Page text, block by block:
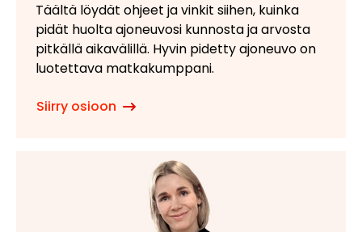
Täältä löydät ohjeet ja vinkit siihen, kuinka
pidät huolta ajoneuvosi kunnosta ja arvosta
pitkällä aikavälillä. Hyvin pidetty ajoneuvo on
luotettava matkakumppani.
Siirry osioon